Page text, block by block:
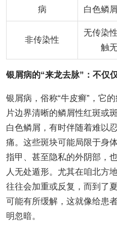
病
白色鳞
非传染性
无传染
触
银屑病的“来龙去脉”：不仅
银屑病，俗称“牛皮癣”，它
片边界清晰的鳞屑性红斑或
白色鳞屑，有时伴随着难以
痛。这些斑块可能局限于身
指甲、甚至隐私的外阴部，
人无处遁形。尤其在咱北方
往往会加重或反复，而到了
可能有所缓解，这就像给患
明忽暗。